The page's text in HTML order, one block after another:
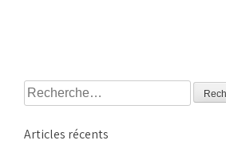
Rechercher :
Articles récents